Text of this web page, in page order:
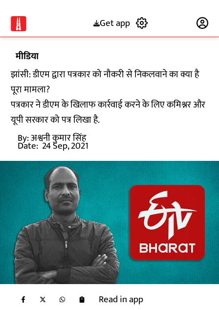
Get app
मीडिया
झांसी: डीएम द्वारा पत्रकार को नौकरी से निकलवाने का क्या है
पूरा मामला?
पत्रकार ने डीएम के खिलाफ कार्रवाई करने के लिए कमिश्नर और
यूपी सरकार को पत्र लिखा है.
By:अश्वनी कुमार सिंह
Date: 24 Sep, 2021
Read in app